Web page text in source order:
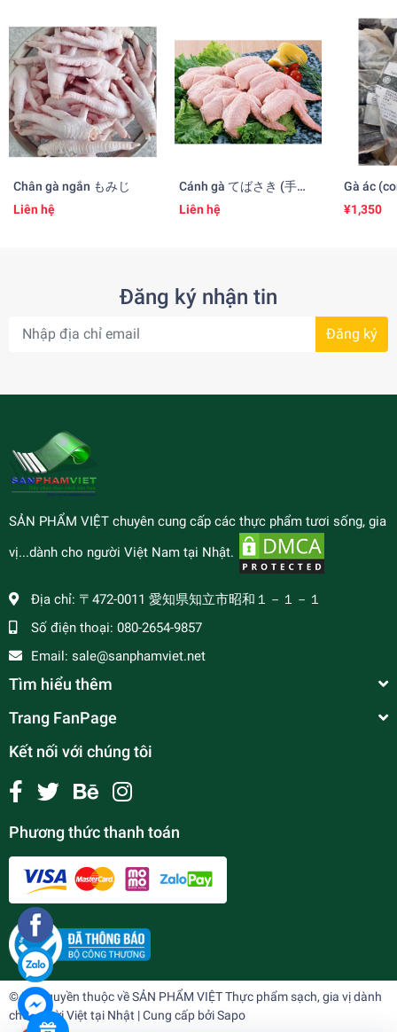
Chân gà ngắn もみじ
Liên hệ
Cánh gà てばさき (手羽
先)
Liên hệ
Gà ác
¥1,350
Đăng ký nhận tin
Đăng ký
SẢN PHẨM VIỆT chuyên cung cấp các thực phẩm tươi sống, gia
vị...dành cho người Việt Nam tại Nhật.
Địa chỉ: 〒472-0011 愛知県知立市昭和１－１－１
Số điện thoại: 080-2654-9857
Email: sale@sanphamviet.net
Tìm hiểu thêm
Trang FanPage
Kết nối với chúng tôi
Phương thức thanh toán
© Bản quyền thuộc vềSẢN PHẨM VIỆT Thực phẩm sạch, gia vị dành
cho người Việt tại Nhật | Cung cấp bởiSapo
¥0
undefined